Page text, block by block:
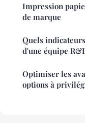
Impression
de marque
Quels
d'une équipe
Optimiser les
options à